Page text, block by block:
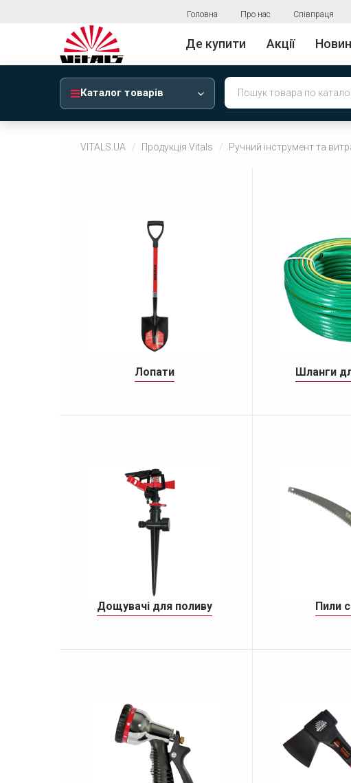
Головна Про нас Співпраця
Де купити Акції
Каталог товарів
VITALS.UA Продукція Vitals Ручний інструмент та
Лопати Шланги
Дощувачі для поливу Пили